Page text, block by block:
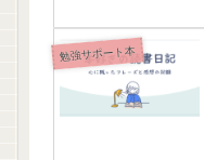
勉強サポート本